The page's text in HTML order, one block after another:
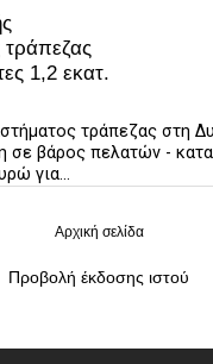
1,2 εκατ.
τράπεζας στη
σε βάρος πελατών -
για...
Αρχική σελίδα
Προβολή έκδοσης ιστού